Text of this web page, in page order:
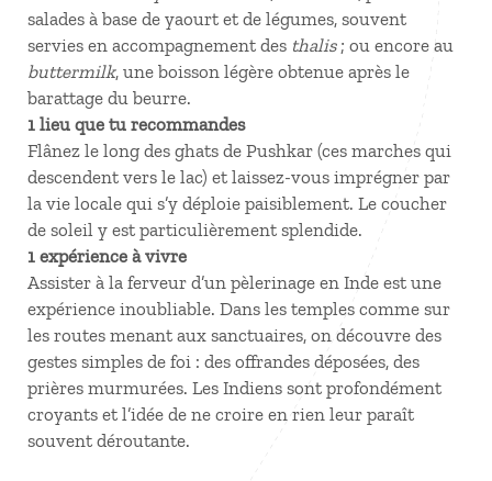
salades à base de yaourt et de légumes, souvent
servies en accompagnement des thalis; ou encore au
buttermilk, une boisson légère obtenue après le
barattage du beurre.
1 lieu que tu recommandes
Flânez le long des ghats de Pushkar (ces marches qui
descendent vers le lac) et laissez-vous imprégner par
la vie locale qui s’y déploie paisiblement. Le coucher
de soleil y est particulièrement splendide.
1 expérience à vivre
Assister à la ferveur d’un pèlerinage en Inde est une
expérience inoubliable. Dans les temples comme sur
les routes menant aux sanctuaires, on découvre des
gestes simples de foi : des offrandes déposées, des
prières murmurées. Les Indiens sont profondément
croyants et l’idée de ne croire en rien leur paraît
souvent déroutante.